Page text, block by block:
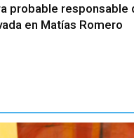
probable responsable
en Matías Romero